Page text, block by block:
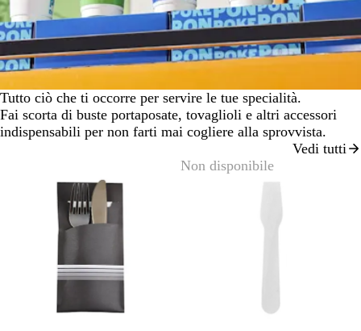
Tutto ciò che ti occorre per servire le tue specialità.
Fai scorta di buste portaposate, tovaglioli e altri accessori
indispensabili per non farti mai cogliere alla sprovvista.
Vedi tutti
Non disponibile